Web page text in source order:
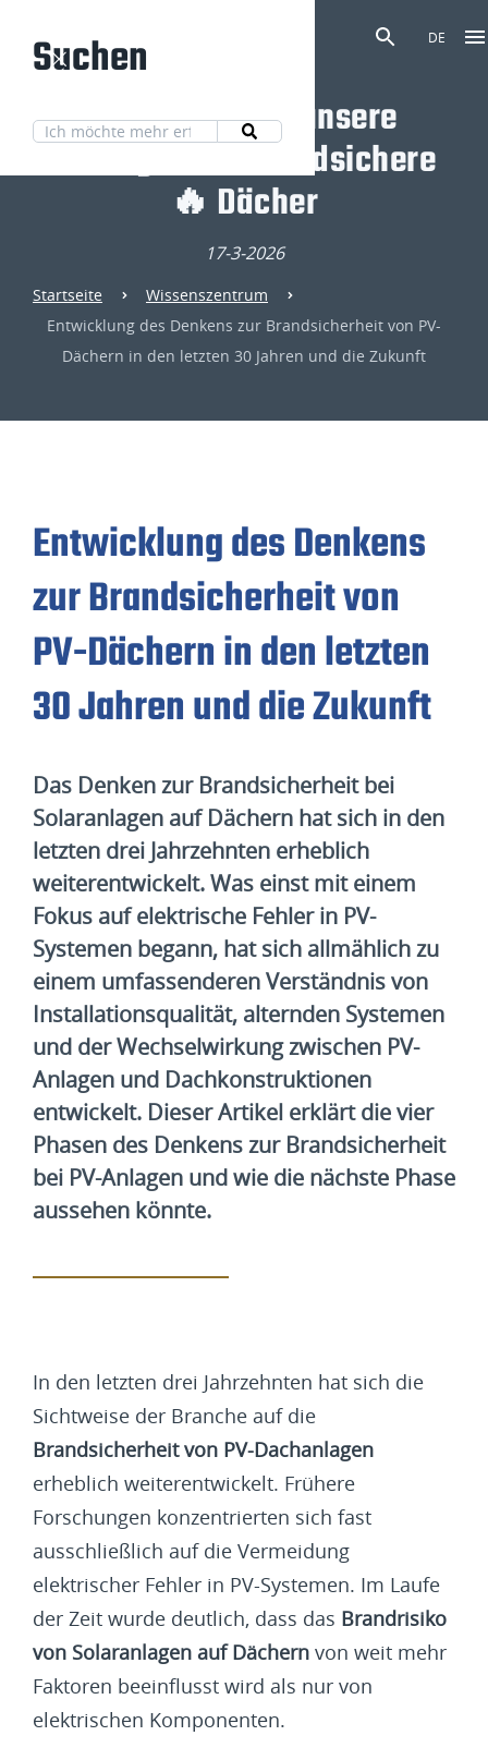
DE
Suchen
Entdecken Sie unsere
Lösungen für brandsichere
🔥 Dächer
17-3-2026
Startseite
Wissenszentrum
Entwicklung des Denkens zur Brandsicherheit von PV-
Dächern in den letzten 30 Jahren und die Zukunft
Entwicklung des Denkens
zur Brandsicherheit von
PV-Dächern in den letzten
30 Jahren und die Zukunft
Das Denken zur Brandsicherheit bei
Solaranlagen auf Dächern hat sich in den
letzten drei Jahrzehnten erheblich
weiterentwickelt. Was einst mit einem
Fokus auf elektrische Fehler in PV-
Systemen begann, hat sich allmählich zu
einem umfassenderen Verständnis von
Installationsqualität, alternden Systemen
und der Wechselwirkung zwischen PV-
Anlagen und Dachkonstruktionen
entwickelt. Dieser Artikel erklärt die vier
Phasen des Denkens zur Brandsicherheit
bei PV-Anlagen und wie die nächste Phase
aussehen könnte.
In den letzten drei Jahrzehnten hat sich die
Sichtweise der Branche auf die
Brandsicherheit von PV-Dachanlagen
erheblich weiterentwickelt. Frühere
Forschungen konzentrierten sich fast
ausschließlich auf die Vermeidung
elektrischer Fehler in PV-Systemen. Im Laufe
der Zeit wurde deutlich, dass das Brandrisiko
von Solaranlagen auf Dächern von weit mehr
Faktoren beeinflusst wird als nur von
elektrischen Komponenten.